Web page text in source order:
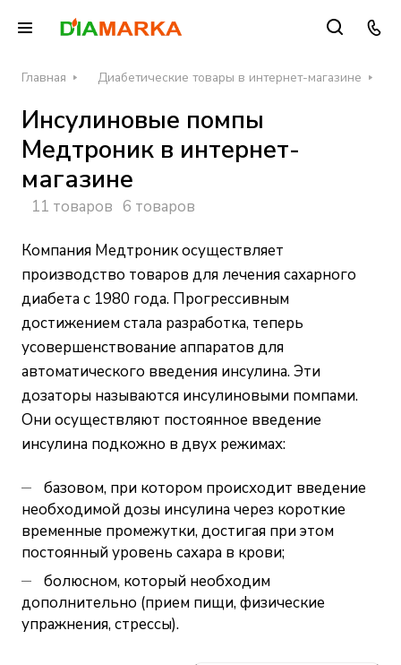
Главная Диабетические товары в интернет-магазине
Инсулиновые помпы
Медтроник в интернет-
магазине
11 товаров 6 товаров
Компания Медтроник осуществляет
производство товаров для лечения сахарного
диабета с 1980 года. Прогрессивным
достижением стала разработка, теперь
усовершенствование аппаратов для
автоматического введения инсулина. Эти
дозаторы называются инсулиновыми помпами.
Они осуществляют постоянное введение
инсулина подкожно в двух режимах:
базовом, при котором происходит введение
необходимой дозы инсулина через короткие
временные промежутки, достигая при этом
постоянный уровень сахара в крови;
болюсном, который необходим
дополнительно (прием пищи, физические
упражнения, стрессы).